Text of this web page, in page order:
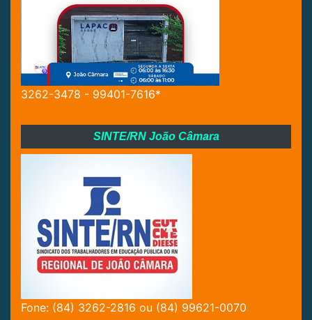
3262-3478 - 99401-7616*
SINTE/RN João Câmara
Fone: (84) 3262-2816 ou (84) 99621-0070